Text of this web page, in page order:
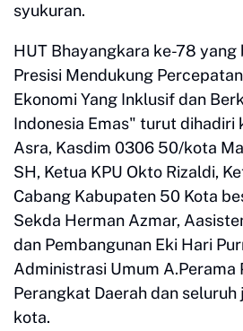
syukuran.
HUT Bhayangkara ke-78
Presisi Mendukung
Ekonomi Yang Inklusif dan
Indonesia Emas" turut dihadiri
Asra, Kasdim 0306 50/kota
SH, Ketua KPU Okto Rizaldi,
Cabang Kabupaten 50 Kota
Sekda Herman Azmar,
dan Pembangunan Eki Hari
Administrasi Umum A.Perama
Perangkat Daerah dan
kota.